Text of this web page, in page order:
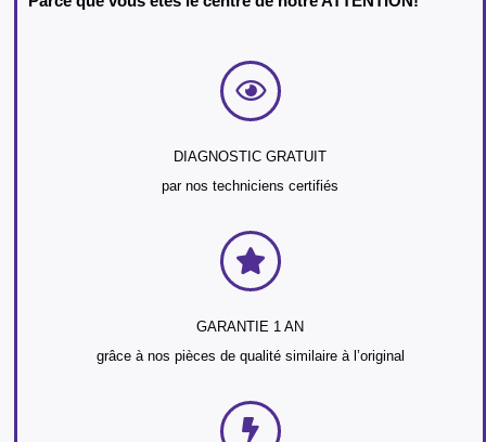
DIAGNOSTIC GRATUIT
par nos techniciens certifiés
GARANTIE 1 AN
grâce à nos pièces de qualité similaire à l’original